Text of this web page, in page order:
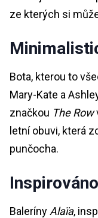
ze kterých si
Bota, kterou to
Mary-Kate a
značkou The Row
letní obuvi, která
punčocha.
Baleríny Alaïa,